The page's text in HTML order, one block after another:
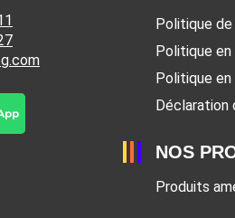
Politique
Politique
Politique
Déclaration
NOS
Produits